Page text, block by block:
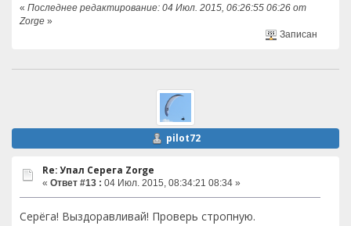
« Последнее редактирование: 04 Июл. 2015, 06:26:55 06:26 от
Zorge »
Записан
pilot72
Re: Упал Серега Zorge
« Ответ #13 : 04 Июл. 2015, 08:34:21 08:34 »
Серёга! Выздоравливай! Проверь стропную.